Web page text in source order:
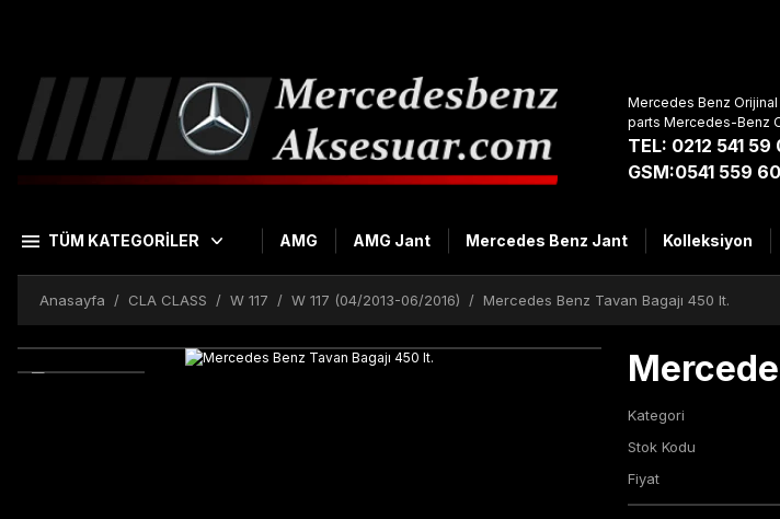
Mercedes Benz
TEL: 0212 541 59
GSM:0541 559
TÜM KATEGORİLER AMG AMG Jant Mercedes Benz Jant Kolleksiyon
Anasayfa CLA CLASS W 117 W 117 (04/2013-06/2016) Mercedes Benz Tavan Bagajı 450 lt.
Kategori
Stok Kodu
Fiyat